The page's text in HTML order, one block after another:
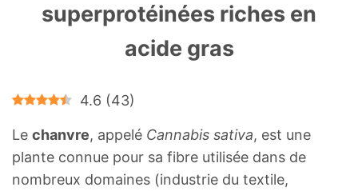
superprotéinées riches en
acide gras
4.6 (43)
Le chanvre, appelé Cannabis sativa, est une
plante connue pour sa fibre utilisée dans de
nombreux domaines (industrie du textile,